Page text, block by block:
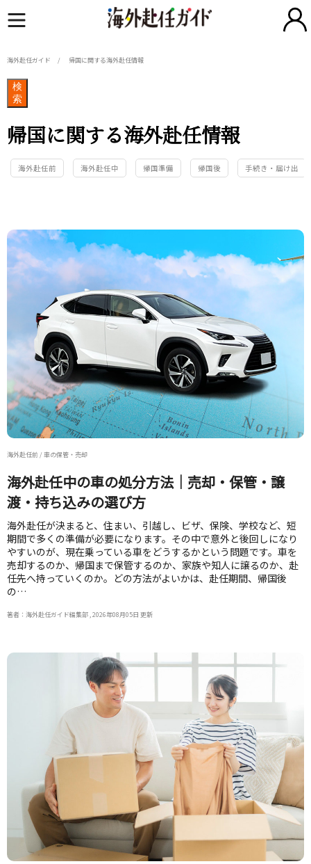
海外赴任ガイド 帰国に関する海外赴任情報
検
索
帰国に関する海外赴任情報
海外赴任前 海外赴任中 帰国準備 帰国後 手続き・届け出
海外赴任前 / 車の保管・売却
海外赴任中の車の処分方法｜売却・保管・譲
渡・持ち込みの選び方
海外赴任が決まると、住まい、引越し、ビザ、保険、学校など、短
期間で多くの準備が必要になります。その中で意外と後回しになり
やすいのが、現在乗っている車をどうするかという問題です。車を
売却するのか、帰国まで保管するのか、家族や知人に譲るのか、赴
任先へ持っていくのか。どの方法がよいかは、赴任期間、帰国後
の…
著者：海外赴任ガイド編集部 , 2026年08月05日 更新